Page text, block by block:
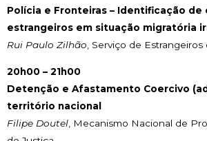
Polícia e Fronteiras – Identificação de
estrangeiros em situação migratória
Rui Paulo Zilhão, Serviço de Estrangeiros
20h00 – 21h00
Detenção e Afastamento Coercivo
território nacional
Filipe Doutel , Mecanismo Nacional de